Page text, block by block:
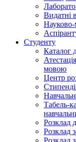
Видатні
Науково-
Студенту
Каталог
мовою
Центр
Табель-
Розклад
Розклад
Розклад